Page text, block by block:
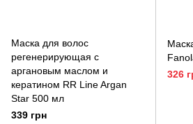
Маска для волос
регенерирующая с
аргановым маслом и
кератином RR Line Argan
Star 500 мл
339 грн
326